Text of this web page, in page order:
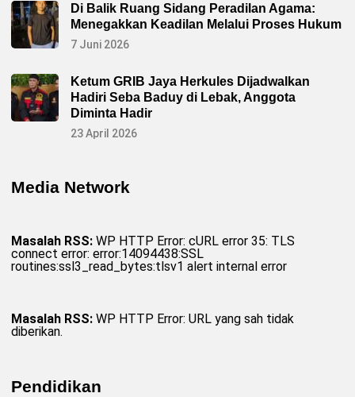
i
D
e
k
r
a
s
i
k
i
m
a
i
T
a
o
Di Balik Ruang Sidang Peradilan Agama:
Menegakkan Keadilan Melalui Proses Hukum
7 Juni 2026
Ketum GRIB Jaya Herkules Dijadwalkan
Hadiri Seba Baduy di Lebak, Anggota
Diminta Hadir
23 April 2026
Media Network
Masalah RSS: WP HTTP Error: cURL error 35: TLS
connect error: error:14094438:SSL
routines:ssl3_read_bytes:tlsv1 alert internal error
Masalah RSS: WP HTTP Error: URL yang sah tidak
diberikan.
Pendidikan